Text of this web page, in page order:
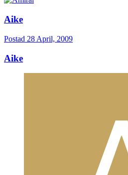
Aike
Postad 28 April, 2009
Aike